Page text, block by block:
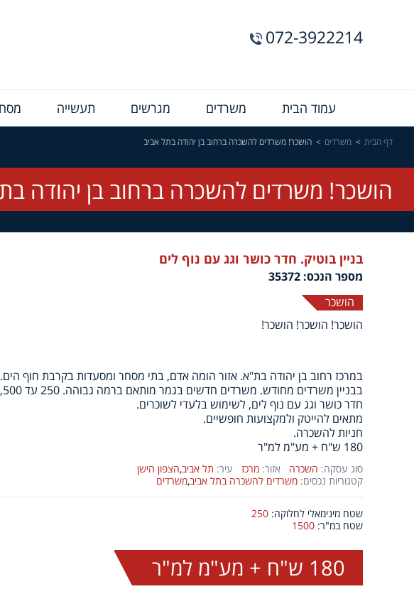
072-3922214
עמוד הבית משרדים מגרשים תעשייה
דף הבית משרדים הושכר! משרדים להשכרה ברחוב בן יהודה בתל אביב
הושכר! משרדים להשכרה ברחוב בן יהודה
בניין בוטיק. חדר כושר וגג עם נוף לים
מספר הנכס: 35372
הושכר
הושכר! הושכר! הושכר!
במרכז רחוב בן יהודה בת"א. אזור הומה אדם, בתי מסחר ומסעדות בקרבת חוף הים.
בבניין משרדים מחודש. משרדים חדשים בגמר מותאם ברמה גבוהה. 250 עד 1,500 מ"ר.
חדר כושר וגג עם נוף לים, לשימוש בלעדי לשוכרים.
מתאים להייטק ולמקצועות חופשיים.
חניות להשכרה.
180 ש"ח + מע"מ למ"ר
סוג עסקה: השכרה אזור: מרכז עיר: תל אביב,הצפון הישן
קטגוריות נכסים: משרדים להשכרה בתל אביב,משרדים
שטח מינימאלי לחלוקה: 250
שטח במ"ר: 1500
180 ש"ח + מע"מ למ"ר